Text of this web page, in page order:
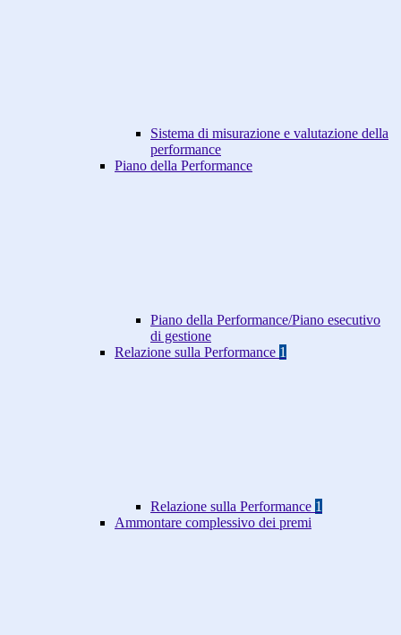
Sistema di misurazione e valutazione della
performance
Piano della Performance
Piano della Performance/Piano esecutivo
di gestione
Relazione sulla Performance 1
Relazione sulla Performance 1
Ammontare complessivo dei premi